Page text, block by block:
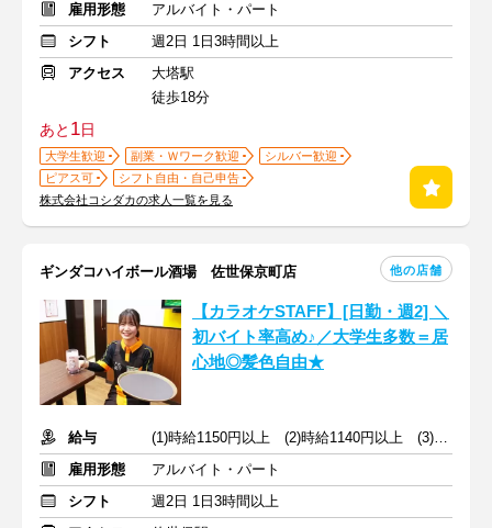
雇用形態
アルバイト・パート
シフト
週2日 1日3時間以上
アクセス
大塔駅
徒歩18分
あと 1日
大学生歓迎 副業・Ｗワーク歓迎
シルバー歓迎
ピアス可
シフト自由・自己申告
株式会社コシダカの求人一覧を見る
ギンダコハイボール酒場 佐世保京町店 他の店舗
【カラオケSTAFF】[日勤・週2] ＼
初バイト率高め♪／大学生多数＝居
心地◎髪色自由★
給与
(1)時給1150円以上 (2)時給1140円以上 (3)時給1050円以上
雇用形態
アルバイト・パート
シフト
週2日 1日3時間以上